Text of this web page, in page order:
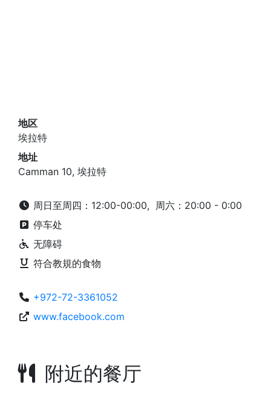
地区
埃拉特
地址
Camman 10, 埃拉特
周日至周四：12:00-00:00, 周六：20:00 - 0:00
停车处
无障碍
符合教規的食物
+972-72-3361052
www.facebook.com
附近的餐厅